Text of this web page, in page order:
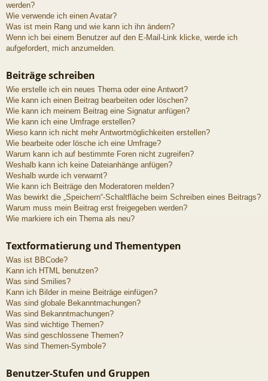
werden?
Wie verwende ich einen Avatar?
Was ist mein Rang und wie kann ich ihn ändern?
Wenn ich bei einem Benutzer auf den E-Mail-Link klicke, werde ich
aufgefordert, mich anzumelden.
Beiträge schreiben
Wie erstelle ich ein neues Thema oder eine Antwort?
Wie kann ich einen Beitrag bearbeiten oder löschen?
Wie kann ich meinem Beitrag eine Signatur anfügen?
Wie kann ich eine Umfrage erstellen?
Wieso kann ich nicht mehr Antwortmöglichkeiten erstellen?
Wie bearbeite oder lösche ich eine Umfrage?
Warum kann ich auf bestimmte Foren nicht zugreifen?
Weshalb kann ich keine Dateianhänge anfügen?
Weshalb wurde ich verwarnt?
Wie kann ich Beiträge den Moderatoren melden?
Was bewirkt die „Speichern“-Schaltfläche beim Schreiben eines Beitrags?
Warum muss mein Beitrag erst freigegeben werden?
Wie markiere ich ein Thema als neu?
Textformatierung und Thementypen
Was ist BBCode?
Kann ich HTML benutzen?
Was sind Smilies?
Kann ich Bilder in meine Beiträge einfügen?
Was sind globale Bekanntmachungen?
Was sind Bekanntmachungen?
Was sind wichtige Themen?
Was sind geschlossene Themen?
Was sind Themen-Symbole?
Benutzer-Stufen und Gruppen